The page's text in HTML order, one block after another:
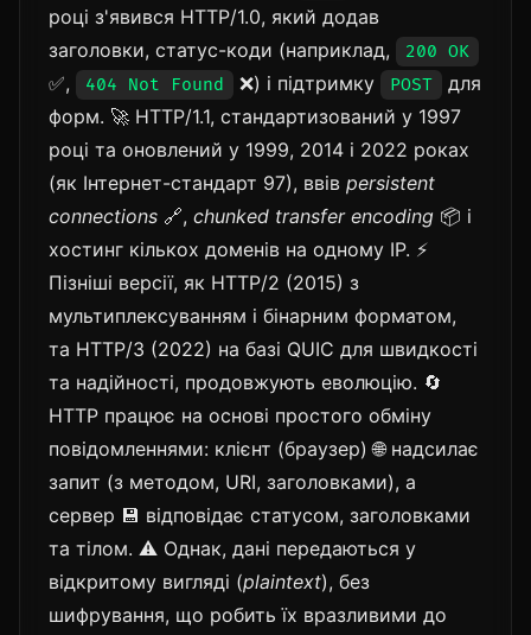
році з'явився HTTP/1.0, який додав
заголовки, статус-коди (наприклад,
200 OK
✅, 404 Not Found ❌) і підтримку POST
для
форм. 🚀 HTTP/1.1, стандартизований у 1997
році та оновлений у 1999, 2014 і 2022 роках
(як Інтернет-стандарт 97), ввів persistent
connections 🔗, chunked transfer encoding 📦 і
хостинг кількох доменів на одному IP. ⚡
Пізніші версії, як HTTP/2 (2015) з
мультиплексуванням і бінарним форматом,
та HTTP/3 (2022) на базі QUIC для швидкості
та надійності, продовжують еволюцію. 🔄
HTTP працює на основі простого обміну
повідомленнями: клієнт (браузер) 🌐 надсилає
запит (з методом, URI, заголовками), а
сервер 💾 відповідає статусом, заголовками
та тілом. ⚠️ Однак, дані передаються у
відкритому вигляді (plaintext), без
шифрування, що робить їх вразливими до